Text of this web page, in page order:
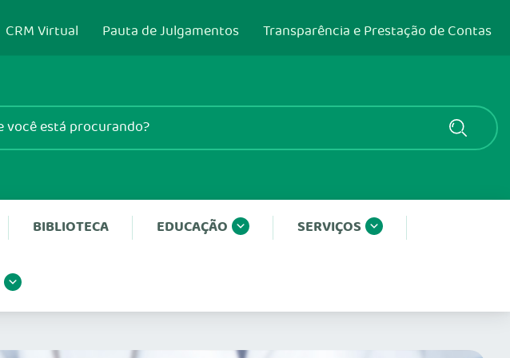
CRM Virtual Pauta de Julgamentos Transparência e Prestação de Contas
BIBLIOTECA EDUCAÇÃO SERVIÇOS